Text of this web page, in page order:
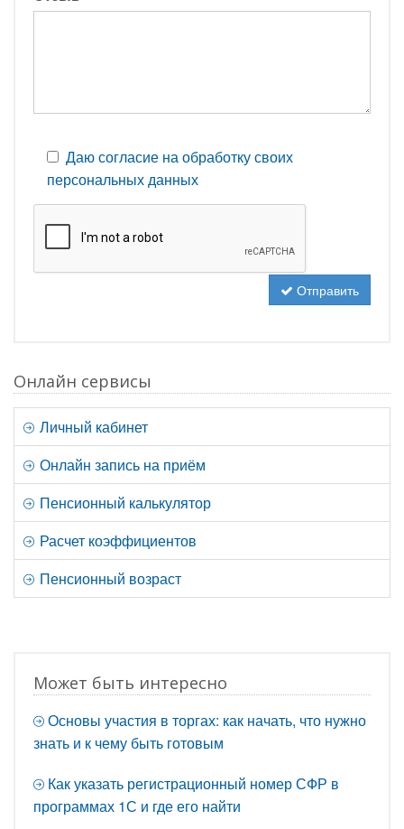
Даю согласие на обработку своих
персональных данных
Отправить
Онлайн сервисы
Личный кабинет
Онлайн запись на приём
Пенсионный калькулятор
Расчет коэффициентов
Пенсионный возраст
Может быть интересно
Основы участия в торгах: как начать, что нужно
знать и к чему быть готовым
Как указать регистрационный номер СФР в
программах 1С и где его найти